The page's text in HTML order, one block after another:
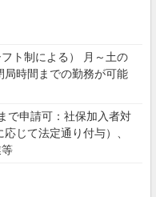
ト制による） 月～土の
局時間までの勤務が可能
で申請可：社保加入者対
じて法定通り付与）、